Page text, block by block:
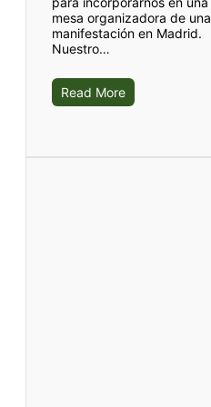
mesa organizadora de una
manifestación en Madrid.
Nuestro…
Read More